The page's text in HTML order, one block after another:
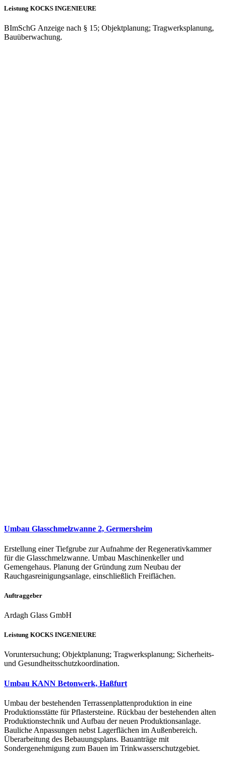
Leistung KOCKS INGENIEURE
BImSchG Anzeige nach § 15; Objektplanung; Tragwerksplanung,
Bauüberwachung.
Umbau Glasschmelzwanne 2, Germersheim
Erstellung einer Tiefgrube zur Aufnahme der Regenerativkammer
für die Glasschmelzwanne. Umbau Maschinenkeller und
Gemengehaus. Planung der Gründung zum Neubau der
Rauchgasreinigungsanlage, einschließlich Freiflächen.
Auftraggeber
Ardagh Glass GmbH
Leistung KOCKS INGENIEURE
Voruntersuchung; Objektplanung; Tragwerksplanung; Sicherheits-
und Gesundheitsschutzkoordination.
Umbau KANN Betonwerk, Haßfurt
Umbau der bestehenden Terrassenplattenproduktion in eine
Produktionsstätte für Pflastersteine. Rückbau der bestehenden alten
Produktionstechnik und Aufbau der neuen Produktionsanlage.
Bauliche Anpassungen nebst Lagerflächen im Außenbereich.
Überarbeitung des Bebauungsplans. Bauanträge mit
Sondergenehmigung zum Bauen im Trinkwasserschutzgebiet.